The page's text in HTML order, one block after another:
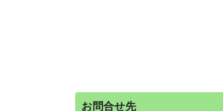
お問合せ先